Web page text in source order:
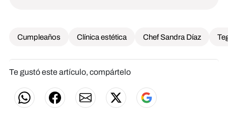
Cumpleaños Clínica estética Chef Sandra Díaz
Te gustó este artículo, compártelo